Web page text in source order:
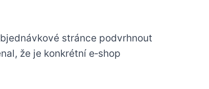
stránce podvrhnout
že je konkrétní e‑shop